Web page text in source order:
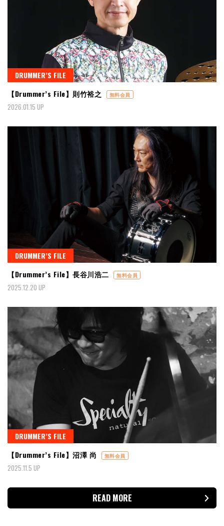
DRUMMER’S FILE
【Drummer’s File】則竹裕之
無料会員
2026.01.15 UP
DRUMMER’S FILE
【Drummer’s File】長谷川浩二
無料会員
2025.12.20 UP
DRUMMER’S FILE
【Drummer’s File】沼澤 尚
無料会員
2025.11.5 UP
READ MORE